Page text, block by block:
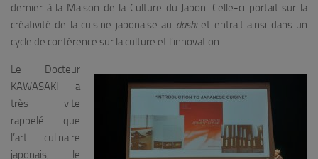
dernier à la Maison de la Culture du Japon. Celle-ci portait sur la
créativité de la cuisine japonaise au dashiet entrait ainsi dans un
cycle de conférence sur la culture et l’innovation.
Le Docteur
KAWASAKI a
très vite
rappelé que
l’art culinaire
japonais, le